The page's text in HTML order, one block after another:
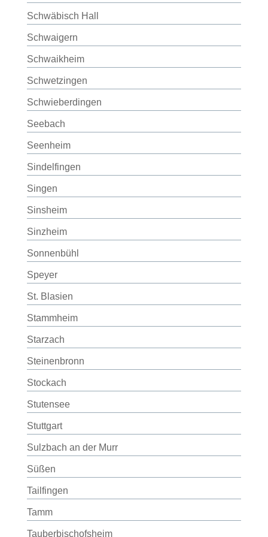
Schwäbisch Hall
Schwaigern
Schwaikheim
Schwetzingen
Schwieberdingen
Seebach
Seenheim
Sindelfingen
Singen
Sinsheim
Sinzheim
Sonnenbühl
Speyer
St. Blasien
Stammheim
Starzach
Steinenbronn
Stockach
Stutensee
Stuttgart
Sulzbach an der Murr
Süßen
Tailfingen
Tamm
Tauberbischofsheim